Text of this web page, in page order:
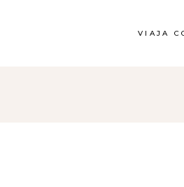
VIAJA